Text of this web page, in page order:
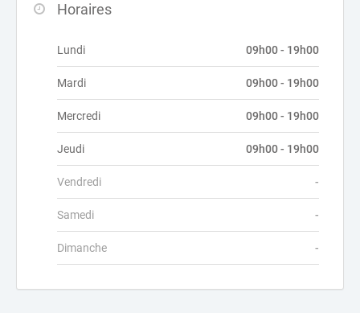
Horaires
Lundi 09h00 - 19h00
Mardi 09h00 - 19h00
Mercredi 09h00 - 19h00
Jeudi 09h00 - 19h00
Vendredi -
Samedi -
Dimanche -